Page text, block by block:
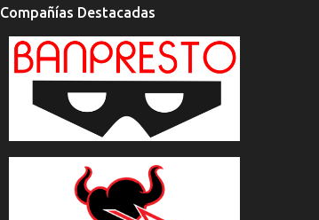
Compañías Destacadas